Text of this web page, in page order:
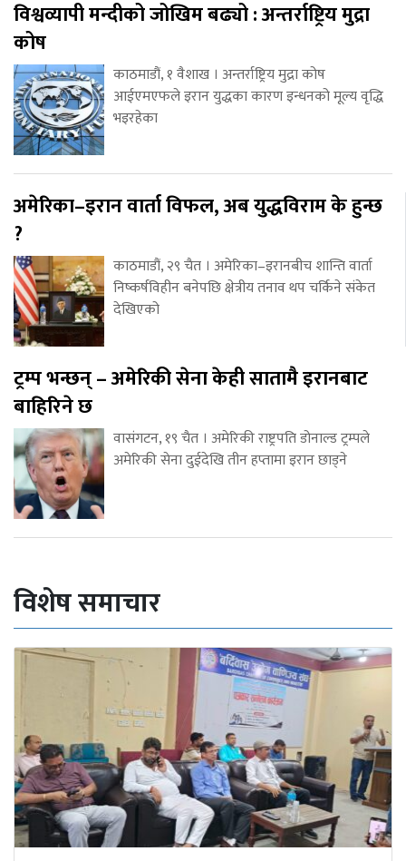
विश्वव्यापी मन्दीको जोखिम बढ्यो : अन्तर्राष्ट्रिय मुद्रा
कोष
काठमाडौं, १ वैशाख । अन्तर्राष्ट्रिय मुद्रा कोष
आईएमएफले इरान युद्धका कारण इन्धनको मूल्य वृद्धि
भइरहेका
अमेरिका–इरान वार्ता विफल, अब युद्धविराम के हुन्छ
?
काठमाडौं, २९ चैत । अमेरिका–इरानबीच शान्ति वार्ता
निष्कर्षविहीन बनेपछि क्षेत्रीय तनाव थप चर्किने संकेत
देखिएको
ट्रम्प भन्छन् – अमेरिकी सेना केही सातामै इरानबाट
बाहिरिने छ
वासंगटन, १९ चैत । अमेरिकी राष्ट्रपति डोनाल्ड ट्रम्पले
अमेरिकी सेना दुईदेखि तीन हप्तामा इरान छाड्ने
विशेष समाचार